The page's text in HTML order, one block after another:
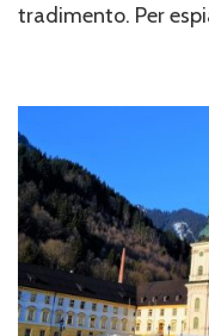
tradimento. Per